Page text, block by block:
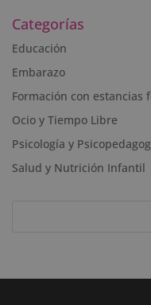
t
e
n
a
t
i
e
Categorías
Educación
Embarazo
Formación con estancias
Ocio y Tiempo Libre
Psicología y
Salud y Nutrición Infantil